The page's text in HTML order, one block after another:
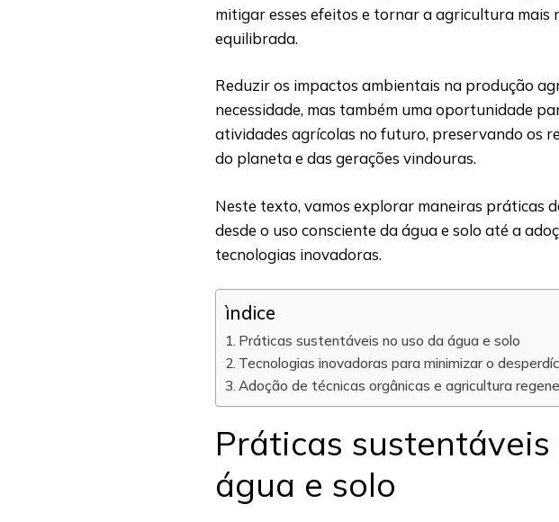
mitigar esses efeitos e tornar a agricultura mais
equilibrada.
Reduzir os impactos ambientais na produção
necessidade, mas também uma oportunidade
atividades agrícolas no futuro, preservando os
do planeta e das gerações vindouras.
Neste texto, vamos explorar maneiras práticas
desde o uso consciente da água e solo até a
tecnologias inovadoras.
ìndice
Práticas sustentáveis no uso da água e solo
Tecnologias inovadoras para minimizar o
Adoção de técnicas orgânicas e agricultura
Práticas sustentáveis
água e solo